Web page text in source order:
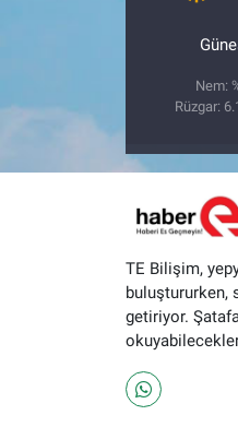
Nem:
Rüzgar:
TE Bilişim,
buluştururken,
getiriyor.